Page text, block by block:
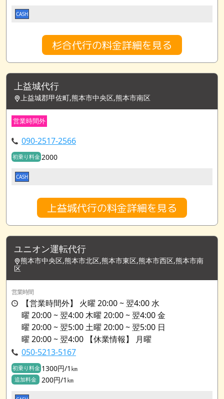
CASH
杉合代行の料金詳細を見る
上益城代行
上益城郡甲佐町,熊本市中央区,熊本市南区
営業時間外
090-2517-2566
初乗り料金 2000
CASH
上益城代行の料金詳細を見る
ユニオン運転代行
熊本市中央区,熊本市北区,熊本市東区,熊本市西区,熊本市南
区
営業時間
【営業時間外】 火曜 20:00 ~ 翌4:00 水
曜 20:00 ~ 翌4:00 木曜 20:00 ~ 翌4:00 金
曜 20:00 ~ 翌5:00 土曜 20:00 ~ 翌5:00 日
曜 20:00 ~ 翌4:00 【休業情報】 月曜
050-5213-5167
初乗り料金 1300円/1㎞
追加料金 200円/1㎞